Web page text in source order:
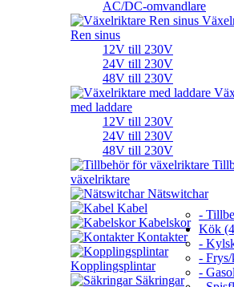
AC/DC-omvandlare
Ren sinus
12V till 230V
24V till 230V
48V till 230V
med laddare
12V till 230V
24V till 230V
48V till 230V
växelriktare
Nätswitchar
Kabel
Kabelskor
Kontakter
Kopplingsplintar
Säkringar
-
Kök
-
-
-